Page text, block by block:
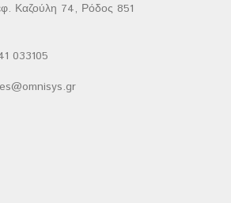
Καζούλη 74, Ρόδος 851
033105